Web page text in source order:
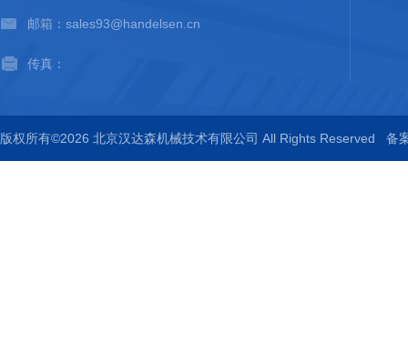
邮箱：sales93@handelsen.cn
传真：
版权所有©2026 北京汉达森机械技术有限公司 All Rights Reserved 备